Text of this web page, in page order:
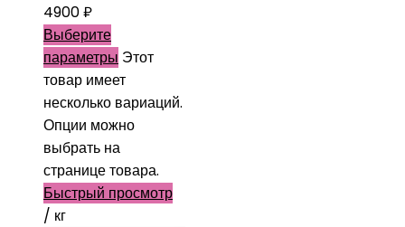
4900₽
Выберите
параметры Этот
товар имеет
несколько вариаций.
Опции можно
выбрать на
странице товара.
Быстрый просмотр
/ кг